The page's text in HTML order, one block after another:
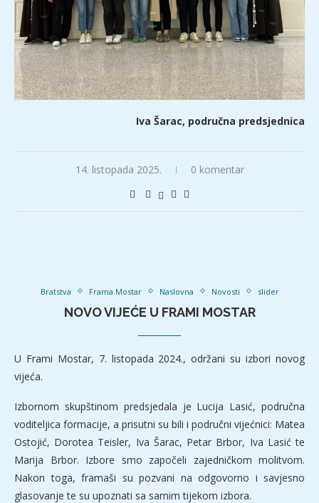
Iva Šarac, područna predsjednica
14. listopada 2025. 0 komentar
Bratstva Frama Mostar Naslovna Novosti slider
NOVO VIJEĆE U FRAMI MOSTAR
U Frami Mostar, 7. listopada 2024., održani su izbori novog
vijeća.
Izbornom skupštinom predsjedala je Lucija Lasić, područna
voditeljica formacije, a prisutni su bili i područni vijećnici: Matea
Ostojić, Dorotea Teisler, Iva Šarac, Petar Brbor, Iva Lasić te
Marija Brbor. Izbore smo započeli zajedničkom molitvom.
Nakon toga, framaši su pozvani na odgovorno i savjesno
glasovanje te su upoznati sa samim tijekom izbora.